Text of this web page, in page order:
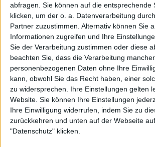
abfragen. Sie können auf die entsprechende
klicken, um der o. a. Datenverarbeitung
Partner zuzustimmen. Alternativ können Sie
Informationen zugreifen und Ihre
Sie der Verarbeitung zustimmen oder diese
beachten Sie, dass die Verarbeitung mancher
personenbezogenen Daten ohne Ihre
kann, obwohl Sie das Recht haben, einer
zu widersprechen. Ihre Einstellungen gelten
Website. Sie können Ihre Einstellungen
Ihre Einwilligung widerrufen, indem Sie zu
zurückkehren und unten auf der Webseite
"Datenschutz" klicken.